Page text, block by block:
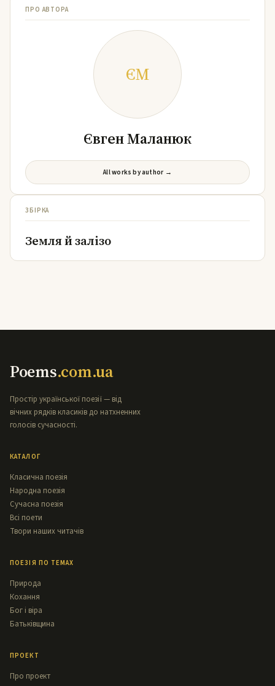
ПРО АВТОРА
ЄМ
Євген Маланюк
All works by author →
ЗБІРКА
Земля й залізо
Poems.com.ua
Простір української поезії — від
вічних рядків класиків до натхненних
голосів сучасності.
КАТАЛОГ
Класична поезія
Народна поезія
Сучасна поезія
Всі поети
Твори наших читачів
ПОЕЗІЯ ПО ТЕМАХ
Природа
Кохання
Бог і віра
Батьківщина
ПРОЕКТ
Про проект